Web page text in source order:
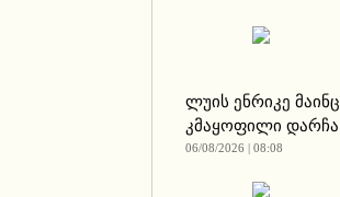
ლუის ენრიკე მაინც
კმაყოფილი დარჩა
06/08/2026 | 08:08